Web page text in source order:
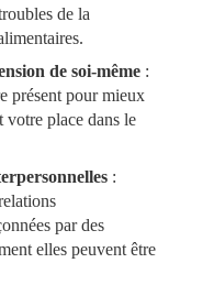
de la
de soi-même :
présent pour mieux
votre place dans le
:
par des
elles peuvent être